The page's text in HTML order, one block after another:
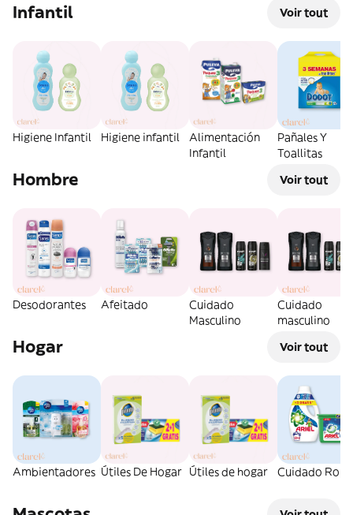
Infantil Voir tout
Higiene Infantil Higiene infantil
Alimentación
Infantil
Pañales Y
Toallitas
Hombre Voir tout
Desodorantes Afeitado
Cuidado
Masculino
Cuidado
masculino
Hogar Voir tout
Ambientadores Útiles De Hogar Útiles de hogar Cuidado Ropa